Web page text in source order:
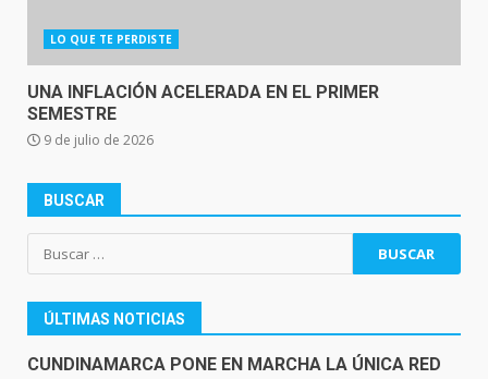
LO QUE TE PERDISTE
UNA INFLACIÓN ACELERADA EN EL PRIMER
SEMESTRE
9 de julio de 2026
BUSCAR
Buscar:
ÚLTIMAS NOTICIAS
CUNDINAMARCA PONE EN MARCHA LA ÚNICA RED